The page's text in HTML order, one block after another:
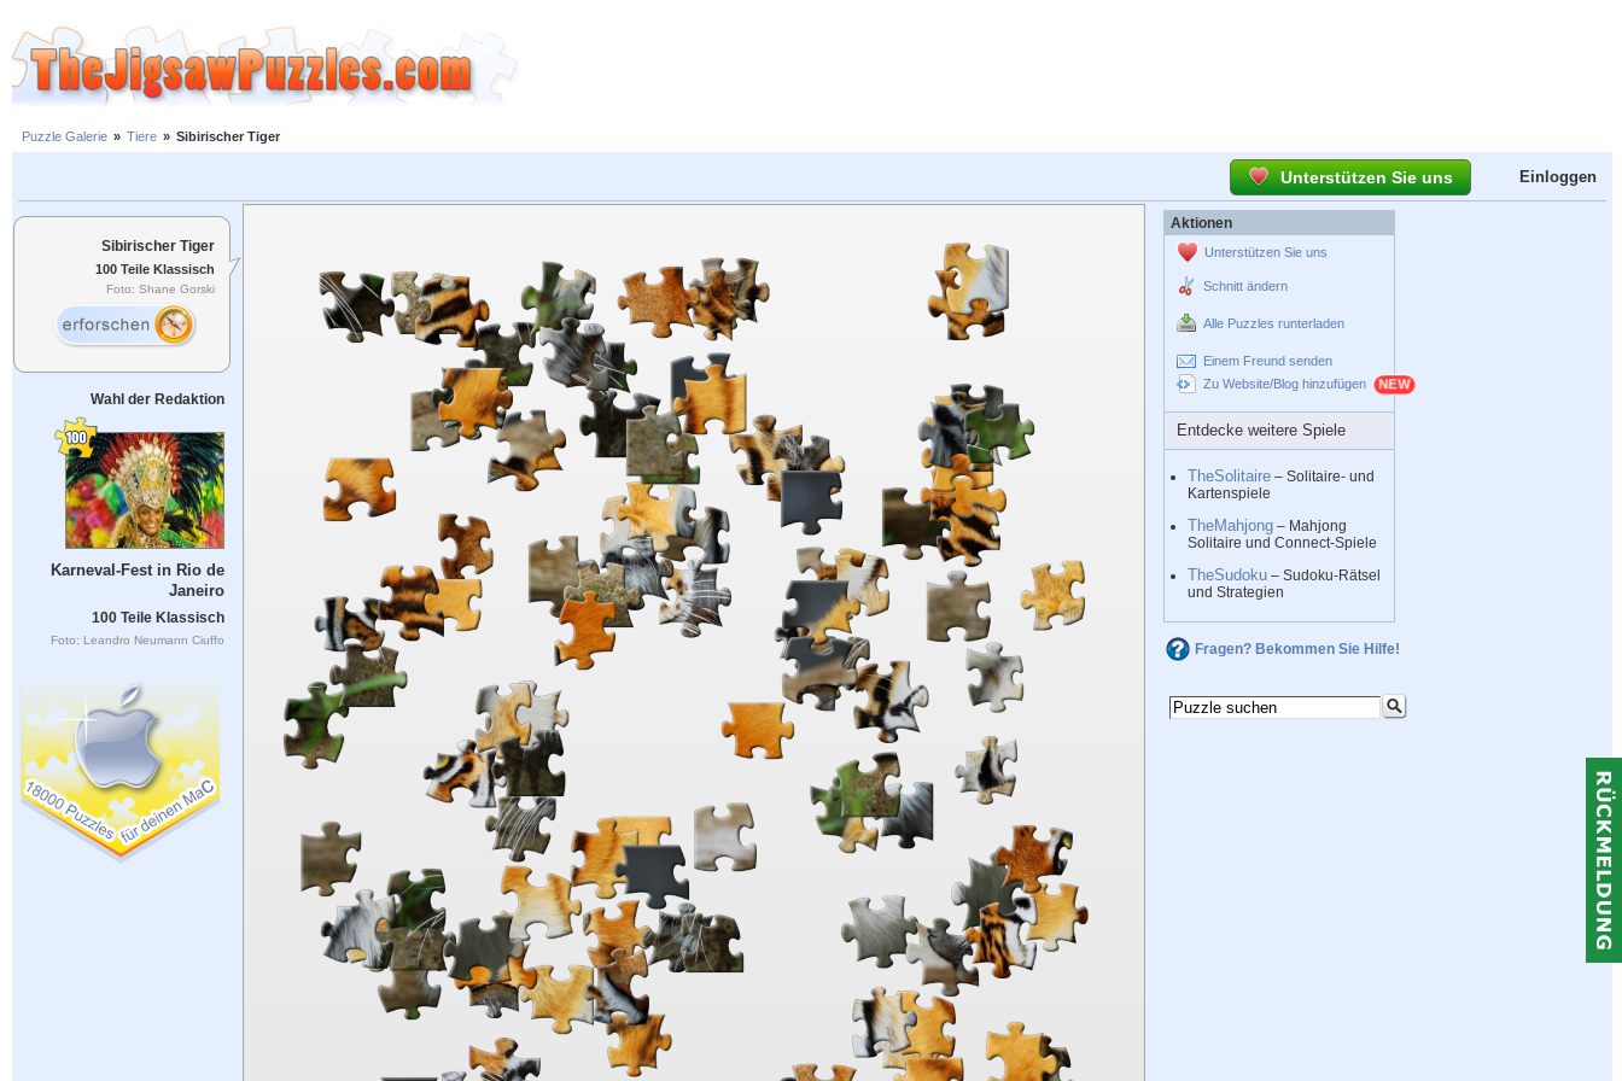
Puzzle Galerie » Tiere » Sibirischer Tiger
Unterstützen Sie uns Einloggen
Sibirischer Tiger
100 Teile Klassisch
Foto: Shane Gorski
Wahl der Redaktion
Karneval-Fest in Rio de
Janeiro
100 Teile Klassisch
Foto: Leandro Neumann Ciuffo
Aktionen
Unterstützen Sie uns
Schnitt ändern
Alle Puzzles runterladen
Einem Freund senden
Zu Website/Blog hinzufügen
Entdecke weitere Spiele
TheSolitaire – Solitaire- und
Kartenspiele
TheMahjong – Mahjong
Solitaire und Connect-Spiele
TheSudoku – Sudoku-Rätsel
und Strategien
Fragen? Bekommen Sie Hilfe!